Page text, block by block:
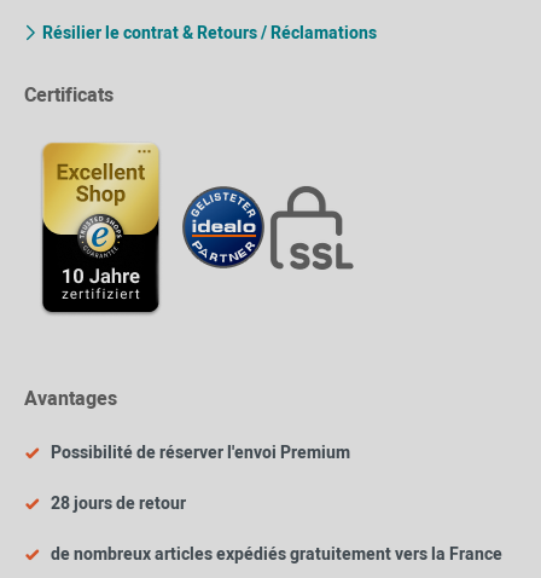
Résilier le contrat & Retours / Réclamations
Certificats
Avantages
Possibilité de réserver l'envoi Premium
28 jours de retour
de nombreux articles expédiés gratuitement vers la France